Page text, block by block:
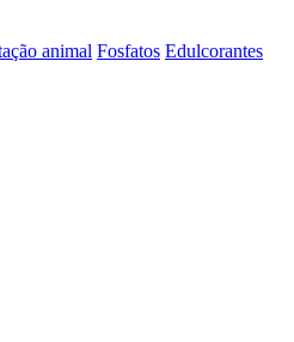
animal Fosfatos Edulcorantes